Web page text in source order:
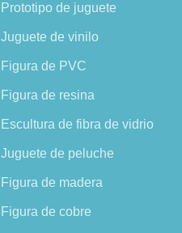
Prototipo de juguete
Juguete de vinilo
Figura de PVC
Figura de resina
Escultura de fibra de vidrio
Juguete de peluche
Figura de madera
Figura de cobre